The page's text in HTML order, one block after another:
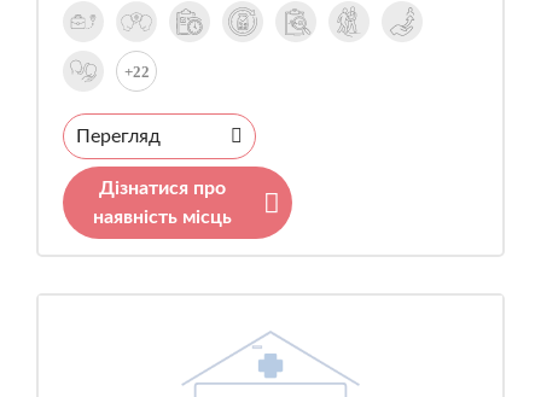
+22
Перегляд
Дізнатися про
наявність місць